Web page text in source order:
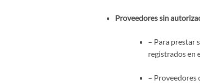
Proveedores sin
– Para prestar
registrados en
– Proveedores